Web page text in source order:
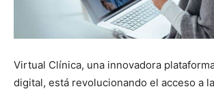
Virtual Clínica, una innovadora
digital, está revolucionando el acceso a